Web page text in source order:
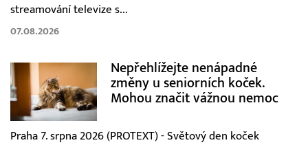
streamování televize s...
07.08.2026
Nepřehlížejte nenápadné
změny u seniorních koček.
Mohou značit vážnou nemoc
Praha 7. srpna 2026 (PROTEXT) - Světový den koček